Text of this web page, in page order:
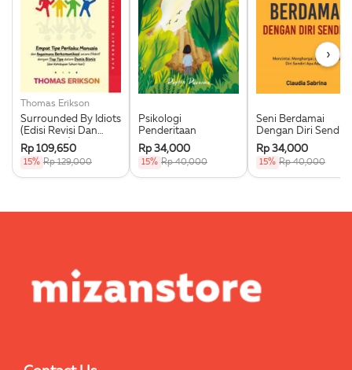
Thomas Erikson
Surrounded By Idiots
(Edisi Revisi Dan
Diperkaya)
Rp 109,650
15% Rp 129,000
Psikologi
Penderitaan
Rp 34,000
15% Rp 40,000
Seni Berdamai
Dengan Diri Sendiri
Rp 34,000
15% Rp 40,000
›